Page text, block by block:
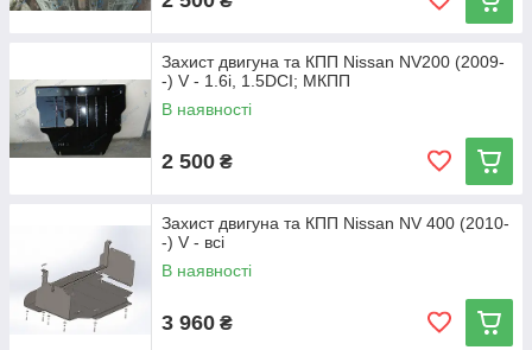
Захист двигуна та КПП Nissan NV200 (2009-
-) V - 1.6i, 1.5DCI; МКПП
В наявності
2 500 ₴
Захист двигуна та КПП Nissan NV 400 (2010-
-) V - всі
В наявності
3 960 ₴